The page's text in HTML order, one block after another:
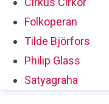
Folkoperan
Tilde Björfors
Philip Glass
Satyagraha